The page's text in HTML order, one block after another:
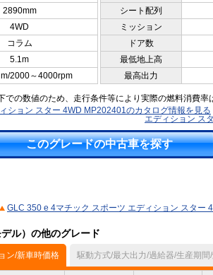
2890mm シート配列
4WD ミッション
コラム ドア数
5.1m 最低地上高
2000～4000rpm 最高出力
の数値のため、走行条件等により実際の燃料消費率
ション スター 4WD MP202401のカタログ情報を見る
エディション ス
このグレードの中古車を探す
GLC 350 e 4マチック スポーツ エディション スター
ル）の他のグレード
ン/新車時価格 駆動方式/最大出力/過給器/生産期間